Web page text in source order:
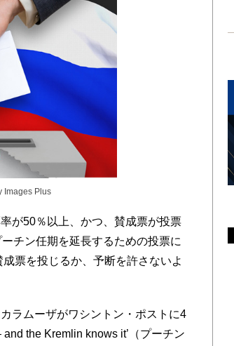
Images Plus
が50％以上、かつ、賛成票が投票
チン任期を延長するための投票に
票を投じるか、予断を許さないよ
ラムーザがワシントン・ポストに4
the Kremlin knows it’（プーチン